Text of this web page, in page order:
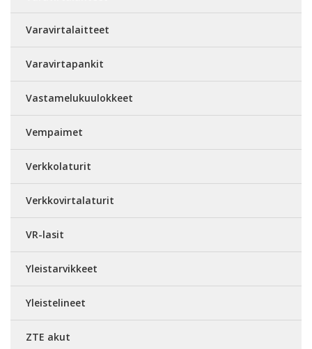
Varavirtalaitteet
Varavirtapankit
Vastamelukuulokkeet
Vempaimet
Verkkolaturit
Verkkovirtalaturit
VR-lasit
Yleistarvikkeet
Yleistelineet
ZTE akut